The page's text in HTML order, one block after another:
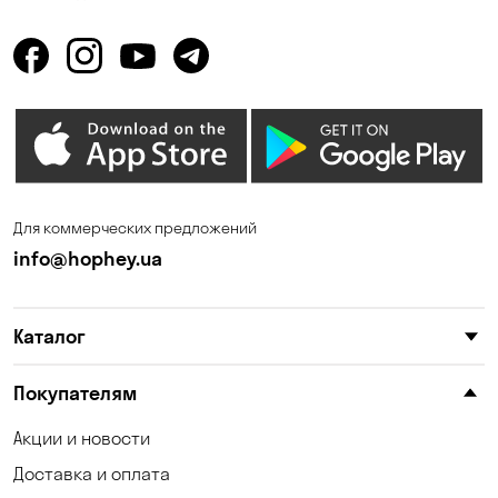
Горишние Плавни
Елизаветовка Зазимье
Калиновка
Киев
Княжичи
Котовка
Для коммерческих предложений
info@hophey.ua
Каталог
Покупателям
Акции и новости
Доставка и оплата